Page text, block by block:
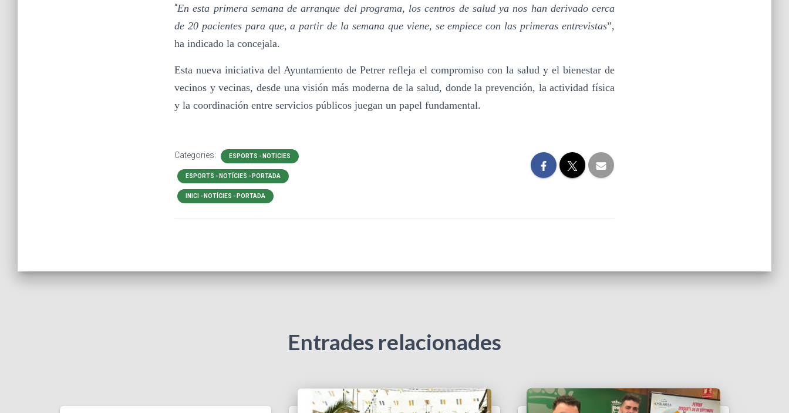
“En esta primera semana de arranque del programa, los centros de salud ya nos han derivado cerca
de 20 pacientes para que, a partir de la semana que viene, se empiece con las primeras entrevistas”,
ha indicado la concejala.
Esta nueva iniciativa del Ayuntamiento de Petrer refleja el compromiso con la salud y el bienestar de
vecinos y vecinas, desde una visión más moderna de la salud, donde la prevención, la actividad física
y la coordinación entre servicios públicos juegan un papel fundamental.
Categories: ESPORTS - NOTICIES
ESPORTS - NOTÍCIES - PORTADA
INICI - NOTÍCIES - PORTADA
Entrades relacionades